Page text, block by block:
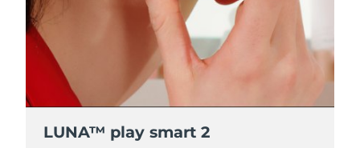
LUNA™ play smart 2